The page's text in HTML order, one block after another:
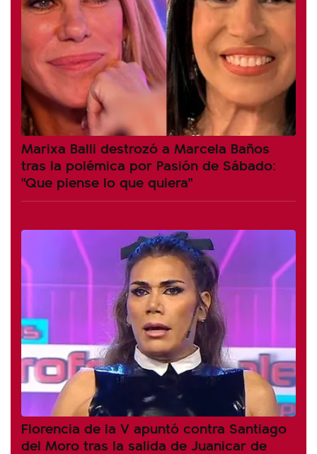
Marixa Balli destrozó a Marcela Baños
tras la polémica por Pasión de Sábado:
"Que piense lo que quiera"
Florencia de la V apuntó contra Santiago
del Moro tras la salida de Juanicar de